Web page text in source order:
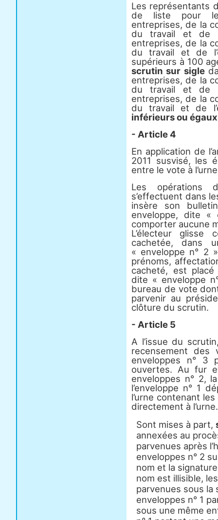
Les représentants
de liste pour
entreprises, de la
du travail et de
entreprises, de la
du travail et de
supérieurs à 100
scrutin sur sigle
entreprises, de la
du travail et de
entreprises, de la
du travail et de
inférieurs ou
- Article 4
En application de
2011 susvisé, les
entre le vote à
Les opérations
s’effectuent dans
insère son
enveloppe, dite
comporter aucune
L’électeur glisse
cachetée, dans
« enveloppe n° 2
prénoms,
cacheté, est
dite « enveloppe
bureau de vote
parvenir au
clôture du scrutin.
- Article 5
A l’issue du
recensement des
enveloppes n° 3
ouvertes. Au fur
enveloppes n° 2,
l’enveloppe n° 1
l’urne contenant
directement à l’urne.
Sont mises à part,
annexées au
parvenues après
enveloppes n° 2
nom et la
nom est illisible,
parvenues sous la
enveloppes n° 1
sous une même